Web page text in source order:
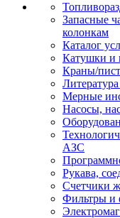
Запасные
колонкам
Каталог
Катушки и
Краны/
Мерные
Насосы,
АЗС
Рукава,
Счетчики
Фильтры и